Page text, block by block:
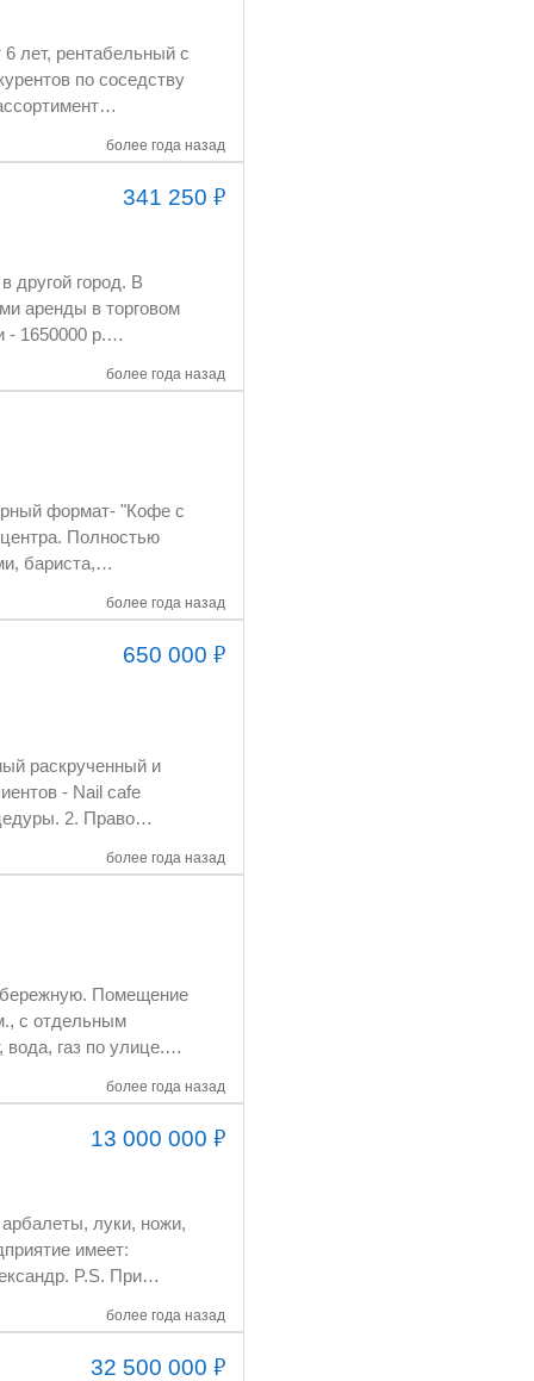
более года назад
341 250₽
более года назад
более года назад
650 000₽
более года назад
более года назад
66-20
13 000 000₽
более года назад
32 500 000₽